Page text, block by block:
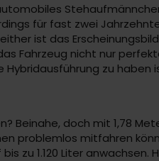
für fast zwei
ist das
Fahrzeug nicht nur
zu haben
Beinahe, doch mit 1,78
problemlos mitfahren
zu 1.120 Liter